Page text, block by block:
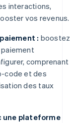
interactions,
vos revenus.
: boostez
comprenant
code et des
des taux
une plateforme